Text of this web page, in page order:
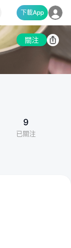
下載App
關注
9
已關注